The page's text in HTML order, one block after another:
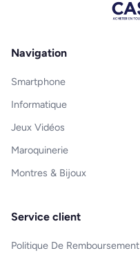
Navigation
Smartphone
Informatique
Jeux Vidéos
Maroquinerie
Montres & Bijoux
Service client
Politique De Remboursement